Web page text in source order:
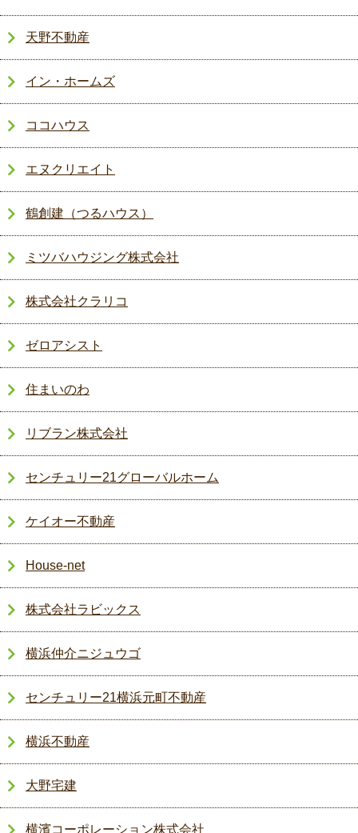
天野不動産
イン・ホームズ
ココハウス
エヌクリエイト
鶴創建（つるハウス）
ミツバハウジング株式会社
株式会社クラリコ
ゼロアシスト
住まいのわ
リブラン株式会社
センチュリー21グローバルホーム
ケイオー不動産
House-net
株式会社ラビックス
横浜仲介ニジュウゴ
センチュリー21横浜元町不動産
横浜不動産
大野宅建
横濱コーポレーション株式会社